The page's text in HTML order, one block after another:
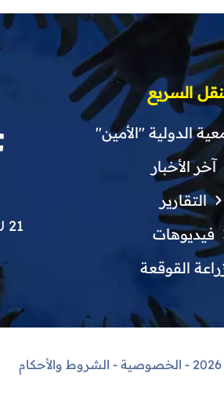
السريع
الدولية "الأمين"
آخر الأخبار
التقارير
فيديوهات
القوقعة
21 Finchley Grove, Manchester, M40 9PU
الخصوصية - الشروط والأحكام